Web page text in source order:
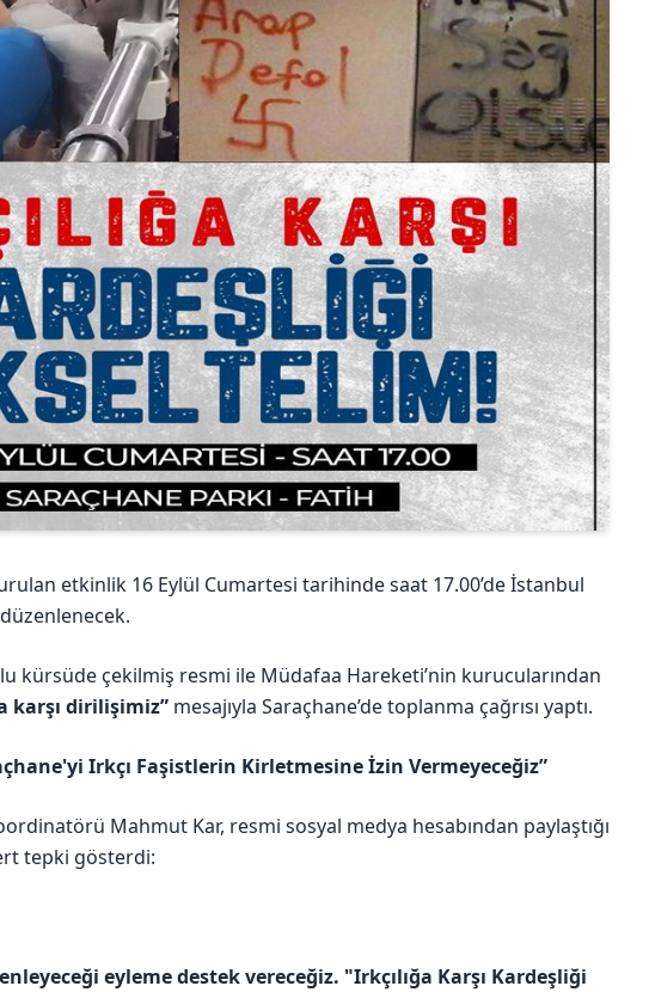
etkinlik 16 Eylül Cumartesi tarihinde saat 17.00’de İstanbul
kürsüde çekilmiş resmi ile Müdafaa Hareketi’nin kurucularından
karşı dirilişimiz” mesajıyla Saraçhane’de toplanma çağrısı yaptı.
Irkçı Faşistlerin Kirletmesine İzin Vermeyeceğiz”
Mahmut Kar, resmi sosyal medya hesabından paylaştığı
tepki gösterdi:
eyleme destek vereceğiz. "Irkçılığa Karşı Kardeşliği